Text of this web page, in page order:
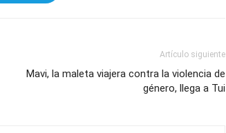
Artículo siguiente
Mavi, la maleta viajera contra la violencia de
género, llega a Tui